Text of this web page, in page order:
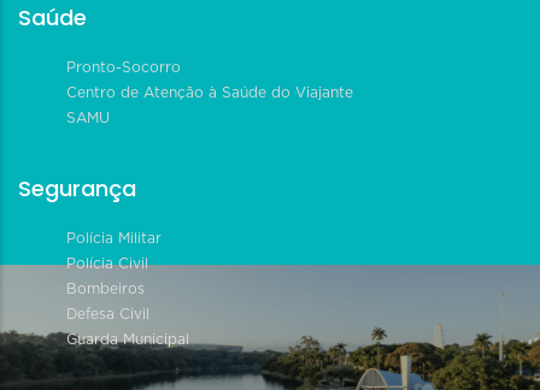
Saúde
Pronto-Socorro
Centro de Atenção à Saúde do Viajante
SAMU
Segurança
Polícia Militar
Polícia Civil
Bombeiros
Defesa Civil
Guarda Municipal